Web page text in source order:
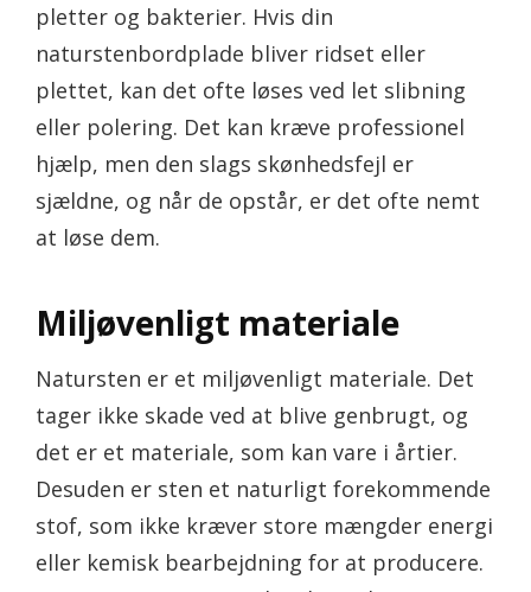
pletter og bakterier. Hvis din
naturstenbordplade bliver ridset eller
plettet, kan det ofte løses ved let slibning
eller polering. Det kan kræve professionel
hjælp, men den slags skønhedsfejl er
sjældne, og når de opstår, er det ofte nemt
at løse dem.
Miljøvenligt materiale
Natursten er et miljøvenligt materiale. Det
tager ikke skade ved at blive genbrugt, og
det er et materiale, som kan vare i årtier.
Desuden er sten et naturligt forekommende
stof, som ikke kræver store mængder energi
eller kemisk bearbejdning for at producere.